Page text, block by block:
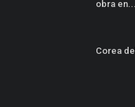
obra en...
Corea